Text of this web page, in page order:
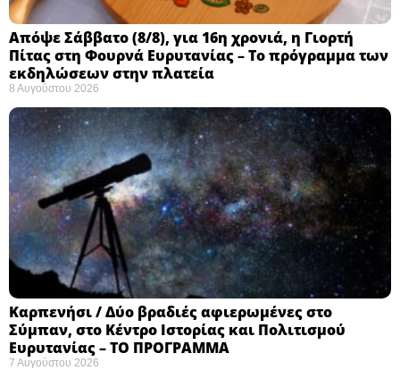
Απόψε Σάββατο (8/8), για 16η χρονιά, η Γιορτή
Πίτας στη Φουρνά Ευρυτανίας – Το πρόγραμμα των
εκδηλώσεων στην πλατεία
8 Αυγούστου 2026
Καρπενήσι / Δύο βραδιές αφιερωμένες στο
Σύμπαν, στο Κέντρο Ιστορίας και Πολιτισμού
Ευρυτανίας – ΤΟ ΠΡΟΓΡΑΜΜΑ
7 Αυγούστου 2026